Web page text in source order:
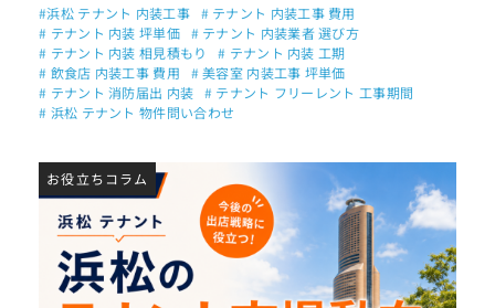
#浜松 テナント 内装工事 # テナント 内装工事 費用
# テナント 内装 坪単価 # テナント 内装業者 選び方
# テナント 内装 相見積もり
# テナント 内装 工期
# 飲食店 内装工事 費用
# 美容室 内装工事 坪単価
# テナント 消防届出 内装 # テナント フリーレント 工事期間
# 浜松 テナント 物件問い合わせ
お役立ちコラム